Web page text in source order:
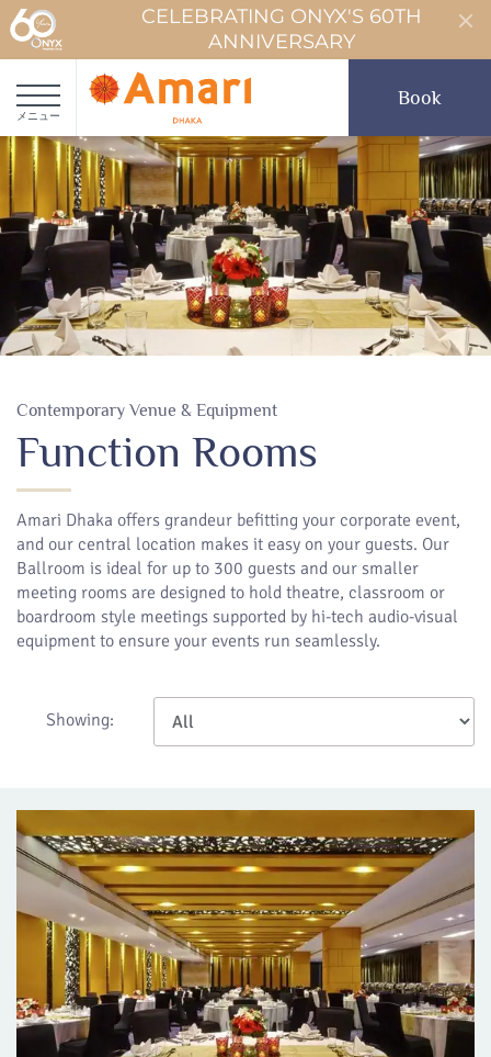
CELEBRATING ONYX'S 60TH
ANNIVERSARY
メニュー
Book
Contemporary Venue & Equipment
Function Rooms
Amari Dhaka offers grandeur befitting your corporate event,
and our central location makes it easy on your guests. Our
Ballroom is ideal for up to 300 guests and our smaller
meeting rooms are designed to hold theatre, classroom or
boardroom style meetings supported by hi-tech audio-visual
equipment to ensure your events run seamlessly.
Showing: